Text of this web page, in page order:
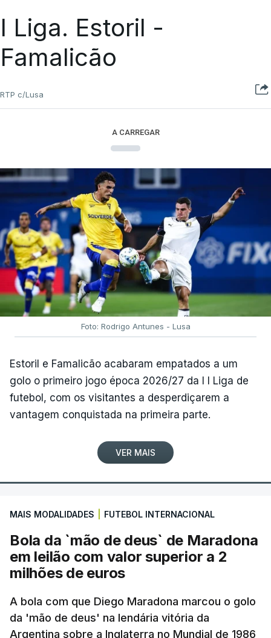
I Liga. Estoril -
Famalicão
RTP c/Lusa
A CARREGAR
Foto: Rodrigo Antunes - Lusa
Estoril e Famalicão acabaram empatados a um
golo o primeiro jogo época 2026/27 da I I Liga de
futebol, com os visitantes a desperdiçarem a
vantagem conquistada na primeira parte.
VER MAIS
MAIS MODALIDADES FUTEBOL INTERNACIONAL
Bola da `mão de deus` de Maradona
em leilão com valor superior a 2
milhões de euros
A bola com que Diego Maradona marcou o golo
da 'mão de deus' na lendária vitória da
Argentina sobre a Inglaterra no Mundial de 1986